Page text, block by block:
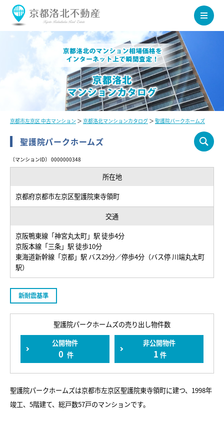
京都市左京区 中古マンション ＞ 京都洛北マンションカタログ ＞ 聖護院パークホームズ
聖護院パークホームズ
〔マンションID〕 0000000348
所在地
京都府京都市左京区聖護院東寺領町
交通
京阪鴨東線「神宮丸太町」駅 徒歩4分
京阪本線「三条」駅 徒歩10分
東海道新幹線「京都」駅 バス29分／停歩4分（バス停 川端丸太町
駅）
新耐震基準
聖護院パークホームズの売り出し物件数
公開物件
0 件
非公開物件
1 件
聖護院パークホームズは京都市左京区聖護院東寺領町に建つ、1998年
竣工、5階建て、総戸数57戸のマンションです。